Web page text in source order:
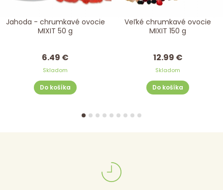
Jahoda - chrumkavé ovocie
MIXIT 50 g
6.49 €
Skladom
Do košíka
Veľké chrumkavé ovocie
MIXIT 150 g
12.99 €
Skladom
Do košíka